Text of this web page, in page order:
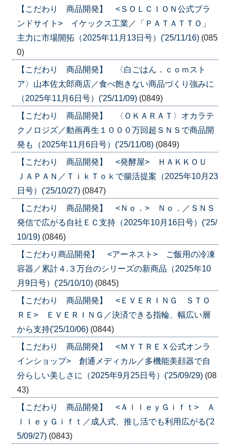
【こだわり 商品開発】 <ＳＯＬＣＩＯＮ公式ブラ
ンドサイト> イケックス工業／「ＰＡＴＡＴＴＯ」
主力に市場開拓（2025年11月13日号）('25/11/16) (085
0)
【こだわり 商品開発】 〈白ごはん．ｃｏｍスト
ア〉山本佐太郎商店／食べ飽きない商品づくり強みに
（2025年11月6日号）('25/11/09) (0849)
【こだわり 商品開発】 〈ＯＫＡＲＡＴ〉オカラテ
クノロジズ／動画再生１０００万回超ＳＮＳで商品開
発も（2025年11月6日号）('25/11/08) (0849)
【こだわり 商品開発】 <発酵屋> ＨＡＫＫＯＵ
ＪＡＰＡＮ／ＴｉｋＴｏｋで腸活提案（2025年10月23
日号）('25/10/27) (0847)
【こだわり 商品開発】 <Ｎｏ．> Ｎｏ．／ＳＮＳ
発信で広がる自社ＥＣ支持（2025年10月16日号）('25/
10/19) (0846)
【こだわり商品開発】 <アーネスト> ご飯用の冷凍
容器／累計４.３万台のシリーズの新商品（2025年10
月9日号）('25/10/10) (0845)
【こだわり 商品開発】 <ＥＶＥＲＩＮＧ ＳＴＯ
ＲＥ> ＥＶＥＲＩＮＧ／決済できる指輪、幅広い層
から支持('25/10/06) (0844)
【こだわり 商品開発】 <ＭＹＴＲＥＸ公式オンラ
インショップ> 創通メディカル／多機能美顔器で自
分らしい美しさに（2025年9月25日号）('25/09/29) (08
43)
【こだわり 商品開発】 <ＡｌｌｅｙＧｉｆｔ> Ａ
ｌｌｅｙＧｉｆｔ／成人式、推し活でも利用広がる('2
5/09/27) (0843)